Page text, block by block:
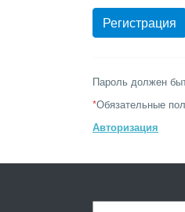
Пароль должен
*Обязательные
Авторизация